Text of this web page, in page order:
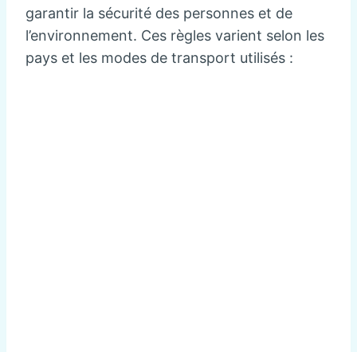
garantir la sécurité des personnes et de
l’environnement. Ces règles varient selon les
pays et les modes de transport utilisés :